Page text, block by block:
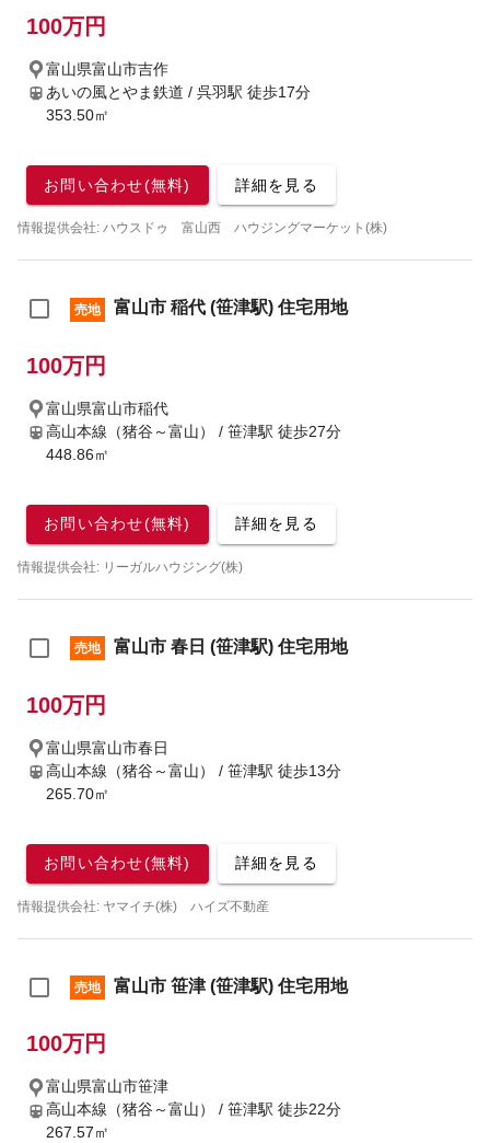
100万円
富山県富山市吉作
あいの風とやま鉄道 / 呉羽駅 徒歩17分
353.50㎡
お問い合わせ(無料) 詳細を見る
情報提供会社: ハウスドゥ 富山西 ハウジングマーケット(株)
売地 富山市 稲代 (笹津駅) 住宅用地
100万円
富山県富山市稲代
高山本線（猪谷～富山） / 笹津駅 徒歩27分
448.86㎡
お問い合わせ(無料) 詳細を見る
情報提供会社: リーガルハウジング(株)
売地 富山市 春日 (笹津駅) 住宅用地
100万円
富山県富山市春日
高山本線（猪谷～富山） / 笹津駅 徒歩13分
265.70㎡
お問い合わせ(無料) 詳細を見る
情報提供会社: ヤマイチ(株) ハイズ不動産
売地 富山市 笹津 (笹津駅) 住宅用地
100万円
富山県富山市笹津
高山本線（猪谷～富山） / 笹津駅 徒歩22分
267.57㎡